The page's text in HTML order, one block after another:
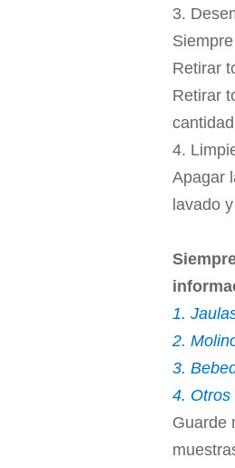
3.
Retirar
Retirar
4.
Apagar
lavado
1.
2.
3.
4. Otros
Guarde